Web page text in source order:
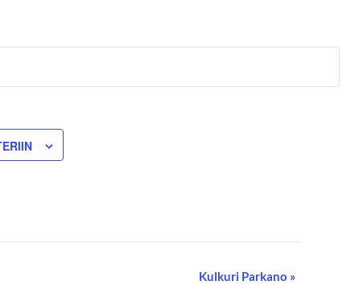
Kulkuri Parkano »